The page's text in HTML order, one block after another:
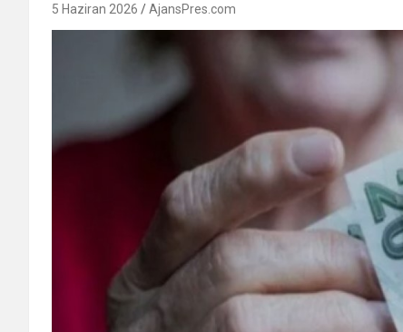
5 Haziran 2026 AjansPres.com